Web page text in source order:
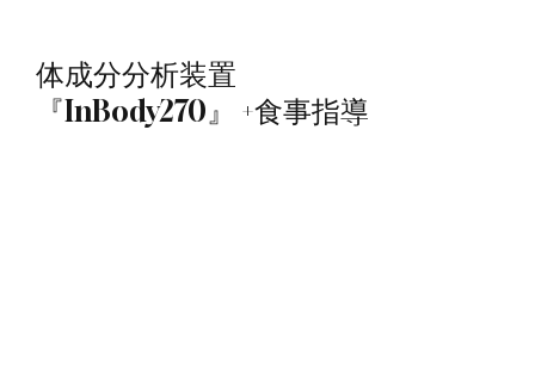
体成分分析装置
『InBody270』 +食事指導